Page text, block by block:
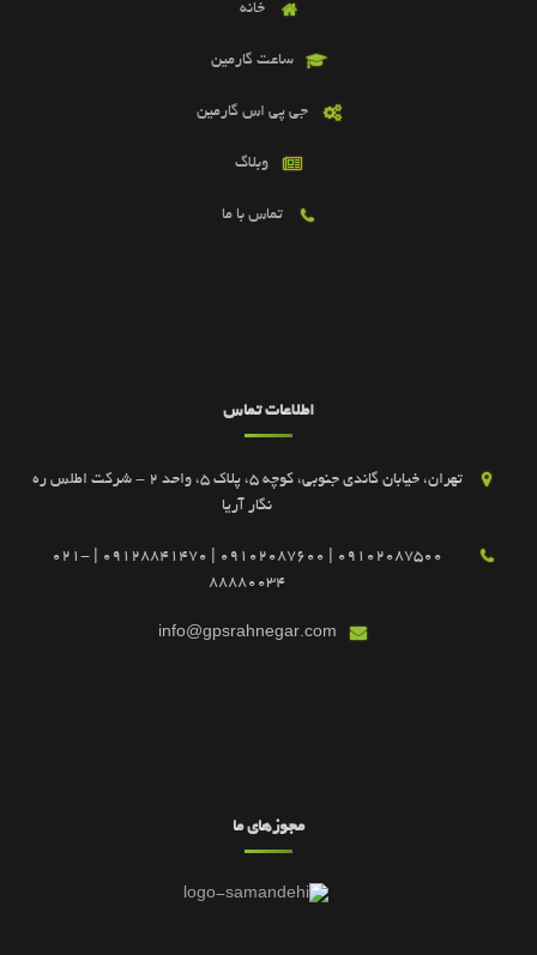
خانه
ساعت گارمین
جی پی اس گارمین
وبلاگ
تماس با ما
اطلاعات تماس
تهران، خیابان گاندی جنوبی، کوچه 5، پلاک 5، واحد 2 - شرکت اطلس ره
نگار آریا
09102087500 | 09102087600 | 09128841470 | 021-
88880034
info@gpsrahnegar.com
مجوزهای ما